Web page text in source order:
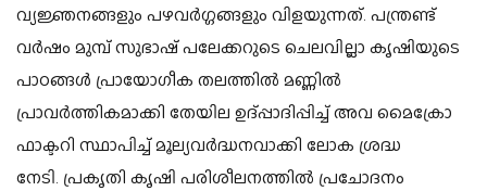
വ്യജ്ഞനങ്ങളും പഴവർഗ്ഗങ്ങളും വിളയുന്നത്. പന്ത്രണ്ട്
വർഷം മുമ്പ് സുഭാഷ് പലേക്കറുടെ ചെലവില്ലാ കൃഷിയുടെ
പാഠങ്ങൾ പ്രായോഗീക തലത്തിൽ മണ്ണിൽ
പ്രാവർത്തികമാക്കി തേയില ഉദ്പ്പാദിപ്പിച്ച് അവ മൈക്രോ
ഫാക്ടറി സ്ഥാപിച്ച് മൂല്യവർദ്ധനവാക്കി ലോക ശ്രദ്ധ
നേടി. പ്രകൃതി കൃഷി പരിശീലനത്തിൽ പ്രചോദനം